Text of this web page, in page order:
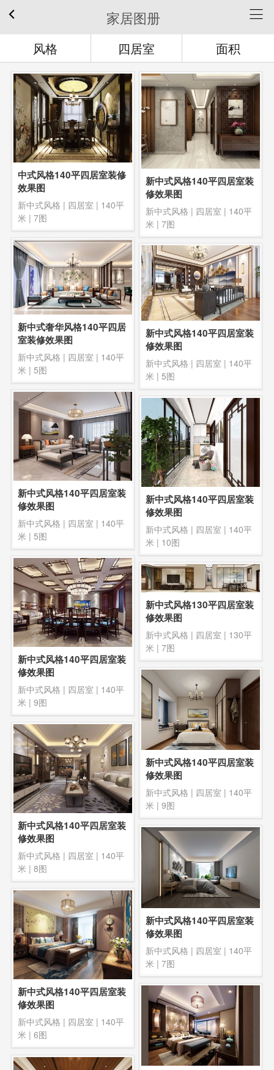
家居图册
风格 四居室 面积
中式风格140平四居室装修
效果图
新中式风格 | 四居室 | 140平
米 | 7图
新中式风格140平四居室装
修效果图
新中式风格 | 四居室 | 140平
米 | 7图
新中式奢华风格140平四居
室装修效果图
新中式风格 | 四居室 | 140平
米 | 5图
新中式风格140平四居室装
修效果图
新中式风格 | 四居室 | 140平
米 | 5图
新中式风格140平四居室装
修效果图
新中式风格 | 四居室 | 140平
米 | 5图
新中式风格140平四居室装
修效果图
新中式风格 | 四居室 | 140平
米 | 10图
新中式风格140平四居室装
修效果图
新中式风格 | 四居室 | 140平
米 | 9图
新中式风格130平四居室装
修效果图
新中式风格 | 四居室 | 130平
米 | 7图
新中式风格140平四居室装
修效果图
新中式风格 | 四居室 | 140平
米 | 9图
新中式风格140平四居室装
修效果图
新中式风格 | 四居室 | 140平
米 | 8图
新中式风格140平四居室装
修效果图
新中式风格 | 四居室 | 140平
米 | 7图
新中式风格140平四居室装
修效果图
新中式风格 | 四居室 | 140平
米 | 6图